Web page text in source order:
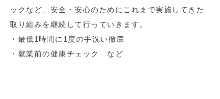
ックなど、安全・安心のためにこれまで実施してきた
取り組みを継続して行っていきます。
・最低1時間に1度の手洗い徹底
・就業前の健康チェック など